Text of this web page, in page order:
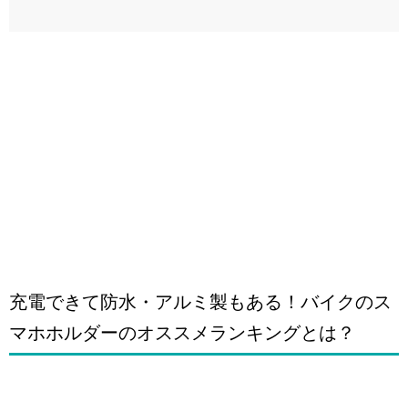
充電できて防水・アルミ製もある！バイクのス
マホホルダーのオススメランキングとは？